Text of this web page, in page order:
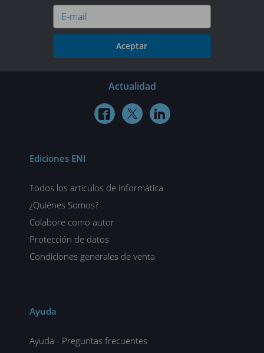
Aceptar
Actualidad
  
Ediciones ENI
Todos los artículos de informática
¿Quiénes Somos?
Colabore como autor
Protección de datos
Condiciones generales de venta
Ayuda
Ayuda - Preguntas frecuentes